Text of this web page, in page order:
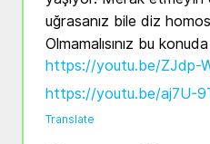
uğrasanız bile diz
https://youtu.be/ZJdp-
https://youtu.be/aj7U-
Translate